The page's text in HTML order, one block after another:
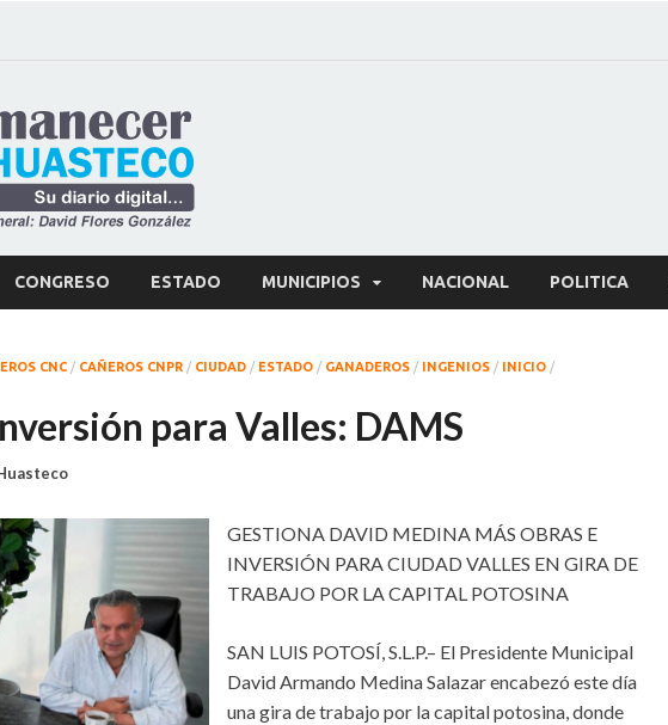
CONGRESO ESTADO MUNICIPIOS NACIONAL POLITICA
CNC / CAÑEROS CNPR / CIUDAD / ESTADO / GANADEROS / INGENIOS / INICIO /
para Valles: DAMS
GESTIONA DAVID MEDINA MÁS OBRAS E
INVERSIÓN PARA CIUDAD VALLES EN GIRA DE
TRABAJO POR LA CAPITAL POTOSINA
SAN LUIS POTOSÍ, S.L.P.– El Presidente Municipal
David Armando Medina Salazar encabezó este día
una gira de trabajo por la capital potosina, donde